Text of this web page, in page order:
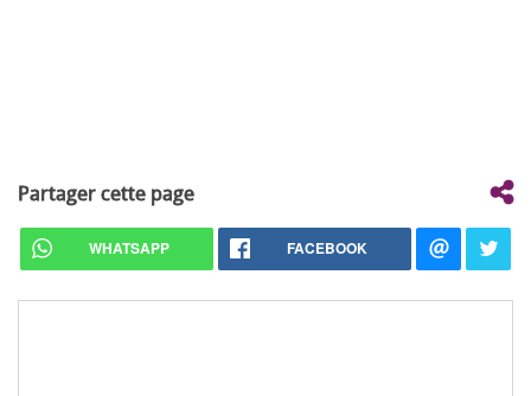
Partager cette page
WHATSAPP FACEBOOK